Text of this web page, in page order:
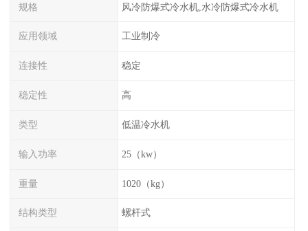
规格 风冷防爆式冷水机,水冷防爆式冷水机
应用领域 工业制冷
连接性 稳定
稳定性 高
类型 低温冷水机
输入功率 25（kw）
重量 1020（kg）
结构类型 螺杆式